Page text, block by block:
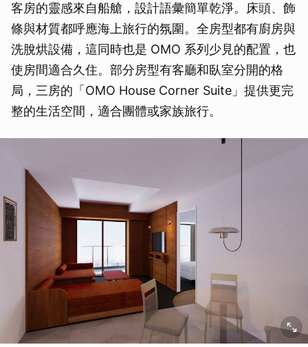
客房的靈感來自船艙，設計語彙簡單乾淨。床頭、飾
條與材質都呼應海上旅行的氛圍。全房型都有廚房與
洗脫烘設備，這同時也是 OMO 系列少見的配置，也
使房間適合久住。部分房型有客廳和臥室分開的格
局，三房的「OMO House Corner Suite」提供更完
整的生活空間，適合團體或家族旅行。
取消